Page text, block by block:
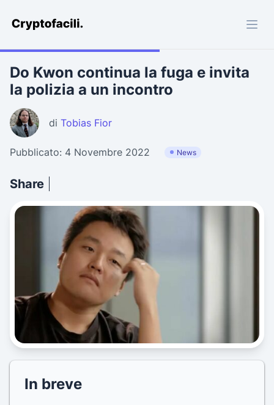
Cryptofacili.com
Do Kwon continua la fuga e invita
la polizia a un incontro
di Tobias Fior
Pubblicato: 4 Novembre 2022 News
Share
In breve